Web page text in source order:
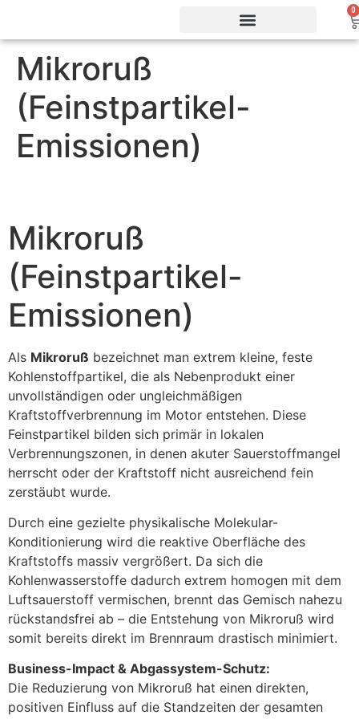
0
Mikroruß
(Feinstpartikel-
Emissionen)
Mikroruß
(Feinstpartikel-
Emissionen)
Als Mikroruß bezeichnet man extrem kleine, feste
Kohlenstoffpartikel, die als Nebenprodukt einer
unvollständigen oder ungleichmäßigen
Kraftstoffverbrennung im Motor entstehen. Diese
Feinstpartikel bilden sich primär in lokalen
Verbrennungszonen, in denen akuter Sauerstoffmangel
herrscht oder der Kraftstoff nicht ausreichend fein
zerstäubt wurde.
Durch eine gezielte physikalische Molekular-
Konditionierung wird die reaktive Oberfläche des
Kraftstoffs massiv vergrößert. Da sich die
Kohlenwasserstoffe dadurch extrem homogen mit dem
Luftsauerstoff vermischen, brennt das Gemisch nahezu
rückstandsfrei ab – die Entstehung von Mikroruß wird
somit bereits direkt im Brennraum drastisch minimiert.
Business-Impact & Abgassystem-Schutz:
Die Reduzierung von Mikroruß hat einen direkten,
positiven Einfluss auf die Standzeiten der gesamten